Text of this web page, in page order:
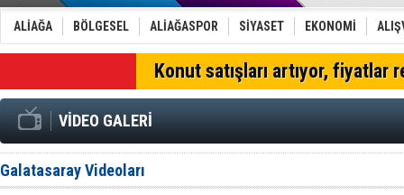
Furkan
Chp
AK Parti
SOCAR
Trafiği
Chp
ALİAĞA BÖLGESEL ALİAĞASPOR SİYASET EKONOMİ
Konut satışları artıyor, fiyatlar
VİDEO GALERİ
Galatasaray Videoları